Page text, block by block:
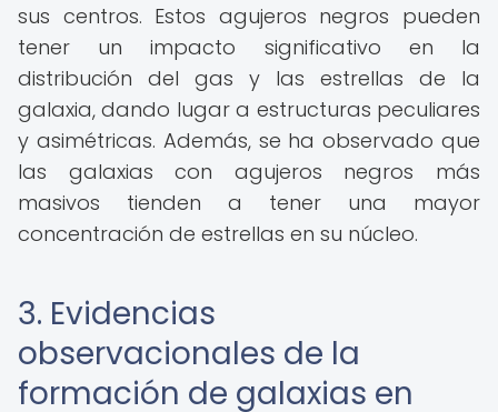
sus centros. Estos agujeros negros pueden
tener un impacto significativo en la
distribución del gas y las estrellas de la
galaxia, dando lugar a estructuras peculiares
y asimétricas. Además, se ha observado que
las galaxias con agujeros negros más
masivos tienden a tener una mayor
concentración de estrellas en su núcleo.
3. Evidencias
observacionales de la
formación de galaxias en